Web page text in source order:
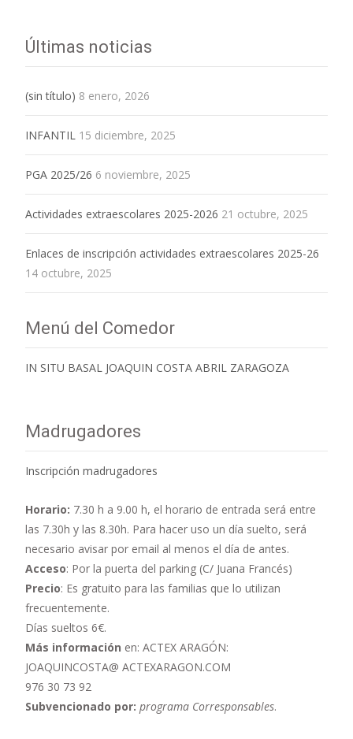
Últimas noticias
(sin título) 8 enero, 2026
INFANTIL 15 diciembre, 2025
PGA 2025/26 6 noviembre, 2025
Actividades extraescolares 2025-2026 21 octubre, 2025
Enlaces de inscripción actividades extraescolares 2025-26
14 octubre, 2025
Menú del Comedor
IN SITU BASAL JOAQUIN COSTA ABRIL ZARAGOZA
Madrugadores
Inscripción madrugadores
Horario: 7.30 h a 9.00 h, el horario de entrada será entre
las 7.30h y las 8.30h. Para hacer uso un día suelto, será
necesario avisar por email al menos el día de antes.
Acceso: Por la puerta del parking (C/ Juana Francés)
Precio: Es gratuito para las familias que lo utilizan
frecuentemente.
Días sueltos 6€.
Más información en: ACTEX ARAGÓN:
JOAQUINCOSTA@ ACTEXARAGON.COM
976 30 73 92
Subvencionado por: programa Corresponsables.